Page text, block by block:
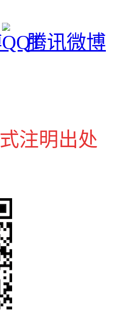
腾讯微博
注明出处